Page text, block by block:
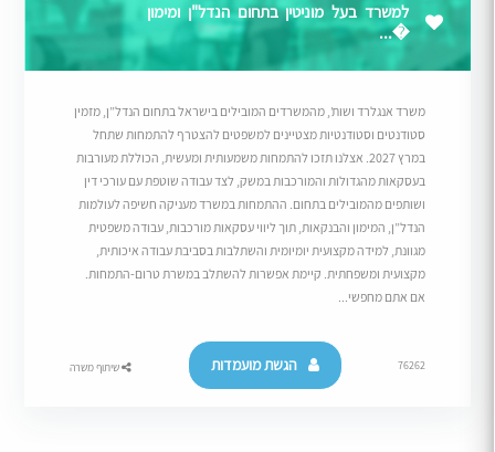
למשרד בעל מוניטין בתחום הנדל"ן ומימון
�...
משרד אנגלרד ושות’, מהמשרדים המובילים בישראל בתחום הנדל”ן, מזמין
סטודנטים וסטודנטיות מצטיינים למשפטים להצטרף להתמחות שתחל
במרץ 2027. אצלנו תזכו להתמחות משמעותית ומעשית, הכוללת מעורבות
בעסקאות מהגדולות והמורכבות במשק, לצד עבודה שוטפת עם עורכי דין
ושותפים מהמובילים בתחום. ההתמחות במשרד מעניקה חשיפה לעולמות
הנדל”ן, המימון והבנקאות, תוך ליווי עסקאות מורכבות, עבודה משפטית
מגוונת, למידה מקצועית יומיומית והשתלבות בסביבת עבודה איכותית,
מקצועית ומשפחתית. קיימת אפשרות להשתלב במשרת טרום-התמחות.
אם אתם מחפשי...
76262 הגשת מועמדות שיתוף משרה